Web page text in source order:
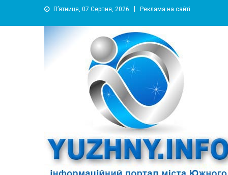
П’ятниця, 07 Серпня, 2026 Реклама на сайті
YUZHNY.INFO
информационный портал города Южный